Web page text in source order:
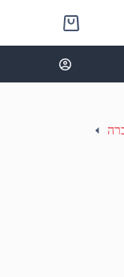
Shopping
cart